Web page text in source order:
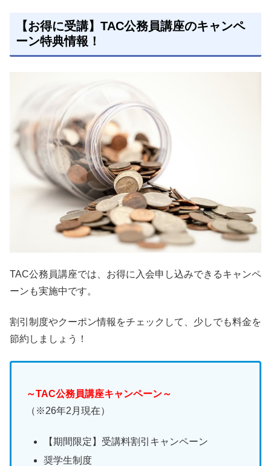
【お得に受講】TAC公務員講座のキャンペ
ーン特典情報！
TAC公務員講座では、お得に入会申し込みできるキャンペ
ーンも実施中です。
割引制度やクーポン情報をチェックして、少しでも料金を
節約しましょう！
～TAC公務員講座キャンペーン～
（※26年2月現在）
【期間限定】受講料割引キャンペーン
奨学生制度